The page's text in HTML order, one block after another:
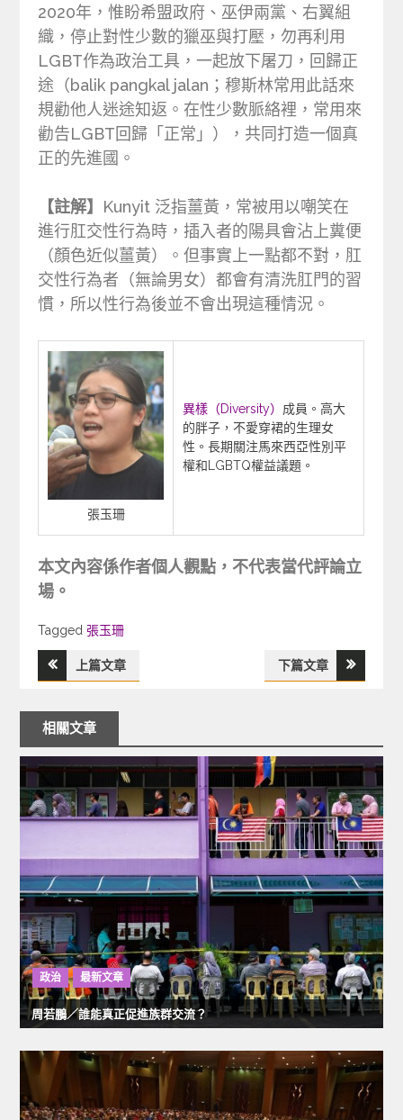
2020年，惟盼希盟政府、巫伊兩黨、右翼組
織，停止對性少數的獵巫與打壓，勿再利用
LGBT作為政治工具，一起放下屠刀，回歸正
途（balik pangkal jalan；穆斯林常用此話來
規勸他人迷途知返。在性少數脈絡裡，常用來
勸告LGBT回歸「正常」），共同打造一個真
正的先進國。
【註解】 Kunyit 泛指薑黃，常被用以嘲笑在
進行肛交性行為時，插入者的陽具會沾上糞便
（顏色近似薑黃）。但事實上一點都不對，肛
交性行為者（無論男女）都會有清洗肛門的習
慣，所以性行為後並不會出現這種情況。
張玉珊
異樣（Diversity） 成員。高大
的胖子，不愛穿裙的生理女
性。長期關注馬來西亞性別平
權和LGBTQ權益議題。
本文內容係作者個人觀點，不代表當代評論立
場。
Tagged
Tagged張玉珊
文
章
導
覽
上篇文章 下篇文章
相關文章
政治 最新文章
周若鵬／誰能真正促進族群交流？